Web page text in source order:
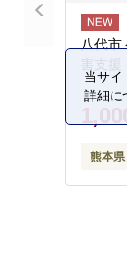
八代市
害支
熊本
当サイ
詳細に